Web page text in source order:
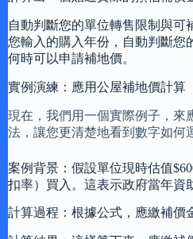
自動判斷您的單位轉售限制與可
您輸入的購入年份，自動判斷您
何時可以申請補地價。
實例演練：應用公屋補地價計算
現在，我們用一個實際例子，來
法，讓您更清楚地看到數字如何
案例背景：假設單位現時估值
扣率）買入。這表示政府當年資
計算過程：根據公式，應繳補價